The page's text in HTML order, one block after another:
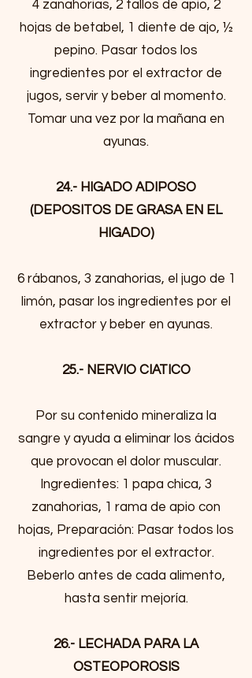
4 zanahorias, 2 tallos de apio, 2
hojas de betabel, 1 diente de ajo, ½
pepino. Pasar todos los
ingredientes por el extractor de
jugos, servir y beber al momento.
Tomar una vez por la mañana en
ayunas.
24.- HIGADO ADIPOSO
(DEPOSITOS DE GRASA EN EL
HIGADO)
6 rábanos, 3 zanahorias, el jugo de 1
limón, pasar los ingredientes por el
extractor y beber en ayunas.
25.- NERVIO CIATICO
Por su contenido mineraliza la
sangre y ayuda a eliminar los ácidos
que provocan el dolor muscular.
Ingredientes: 1 papa chica, 3
zanahorias, 1 rama de apio con
hojas, Preparación: Pasar todos los
ingredientes por el extractor.
Beberlo antes de cada alimento,
hasta sentir mejoría.
26.- LECHADA PARA LA
OSTEOPOROSIS